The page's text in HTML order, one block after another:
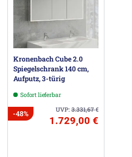
Kronenbach Cube 2.0
Spiegelschrank 140 cm,
Aufputz, 3-türig
Sofort lieferbar
UVP:3.331,67€
-48%
1.729,00 €